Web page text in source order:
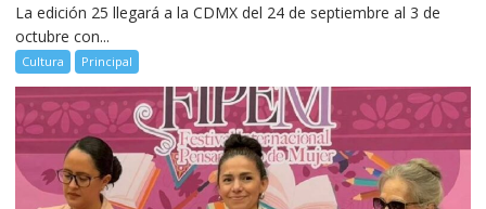
La edición 25 llegará a la CDMX del 24 de septiembre al 3 de
octubre con...
Cultura Principal